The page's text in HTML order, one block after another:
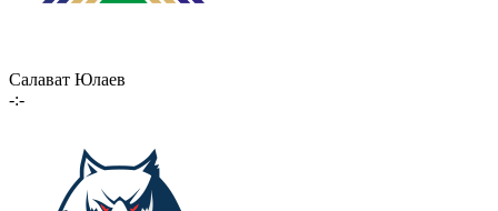
Салават Юлаев
-:-